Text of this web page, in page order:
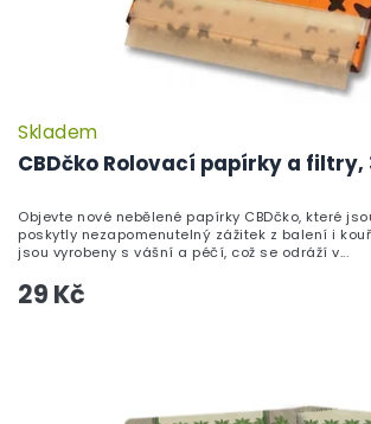
CBDčko Rolovací papírky a filtry,
Skladem
29 Kč
Objevte nové nebělené papírky CBDčko, které
poskytly nezapomenutelný zážitek z balení i
jsou vyrobeny s vášní a péčí, což se odráží v...